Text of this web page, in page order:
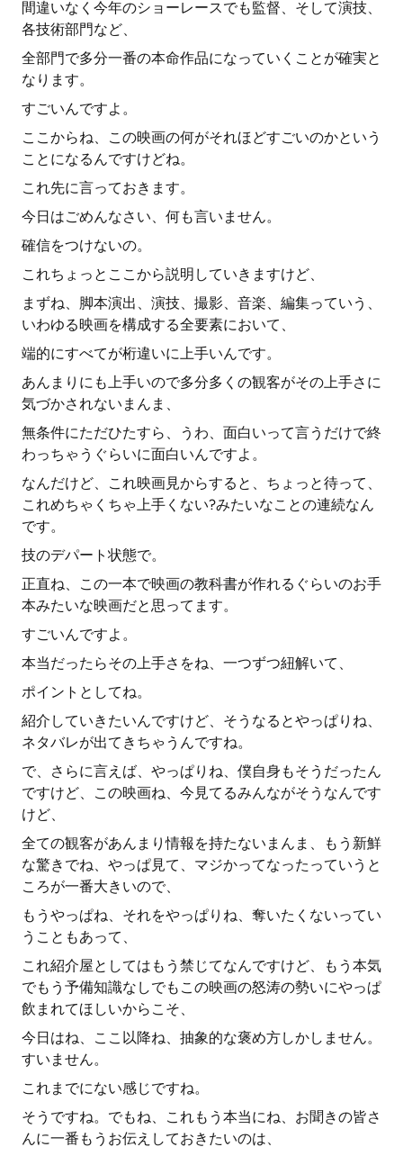
間違いなく今年のショーレースでも監督、そして演技、
各技術部門など、
全部門で多分一番の本命作品になっていくことが確実と
なります。
すごいんですよ。
ここからね、この映画の何がそれほどすごいのかという
ことになるんですけどね。
これ先に言っておきます。
今日はごめんなさい、何も言いません。
確信をつけないの。
これちょっとここから説明していきますけど、
まずね、脚本演出、演技、撮影、音楽、編集っていう、
いわゆる映画を構成する全要素において、
端的にすべてが桁違いに上手いんです。
あんまりにも上手いので多分多くの観客がその上手さに
気づかされないまんま、
無条件にただひたすら、うわ、面白いって言うだけで終
わっちゃうぐらいに面白いんですよ。
なんだけど、これ映画見からすると、ちょっと待って、
これめちゃくちゃ上手くない?みたいなことの連続なん
です。
技のデパート状態で。
正直ね、この一本で映画の教科書が作れるぐらいのお手
本みたいな映画だと思ってます。
すごいんですよ。
本当だったらその上手さをね、一つずつ紐解いて、
ポイントとしてね。
紹介していきたいんですけど、そうなるとやっぱりね、
ネタバレが出てきちゃうんですね。
で、さらに言えば、やっぱりね、僕自身もそうだったん
ですけど、この映画ね、今見てるみんながそうなんです
けど、
全ての観客があんまり情報を持たないまんま、もう新鮮
な驚きでね、やっぱ見て、マジかってなったっていうと
ころが一番大きいので、
もうやっぱね、それをやっぱりね、奪いたくないってい
うこともあって、
これ紹介屋としてはもう禁じてなんですけど、もう本気
でもう予備知識なしでもこの映画の怒涛の勢いにやっぱ
飲まれてほしいからこそ、
今日はね、ここ以降ね、抽象的な褒め方しかしません。
すいません。
これまでにない感じですね。
そうですね。でもね、これもう本当にね、お聞きの皆さ
んに一番もうお伝えしておきたいのは、